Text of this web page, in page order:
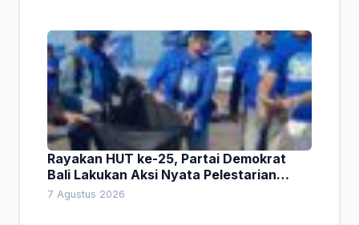
Rayakan HUT ke-25, Partai Demokrat
Bali Lakukan Aksi Nyata Pelestarian
Lingkungan
7 Agustus 2026